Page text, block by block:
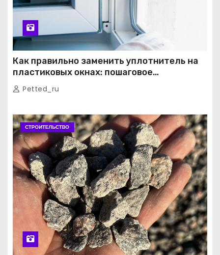
Как правильно заменить уплотнитель на
пластиковых окнах: пошаговое
руководство от экспертов
Petted_ru
СТРОИТЕЛЬСТВО